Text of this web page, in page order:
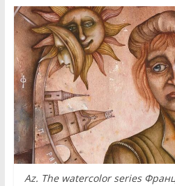
Az. The watercolor series